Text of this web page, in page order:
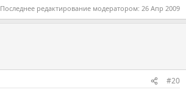
Последнее редактирование модератором: 26 Апр 2009
#20